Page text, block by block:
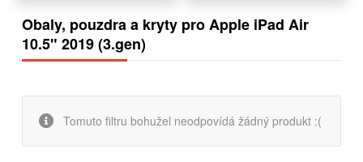
Obaly, pouzdra a kryty pro Apple iPad Air
10.5" 2019 (3.gen)
Tomuto filtru bohužel neodpovídá žádný produkt :(